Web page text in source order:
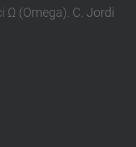
Ω (Omega). C. Jordi